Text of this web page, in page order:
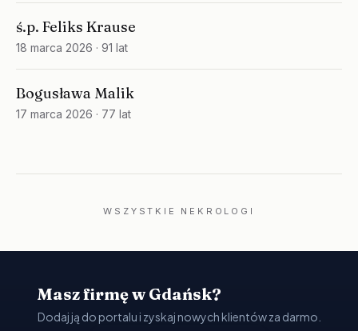
ś.p. Feliks Krause
18 marca 2026 · 91 lat
Bogusława Malik
17 marca 2026 · 77 lat
WSZYSTKIE NEKROLOGI
Masz firmę w Gdańsk?
Dodaj ją do portalu i zyskaj nowych klientów za darmo.